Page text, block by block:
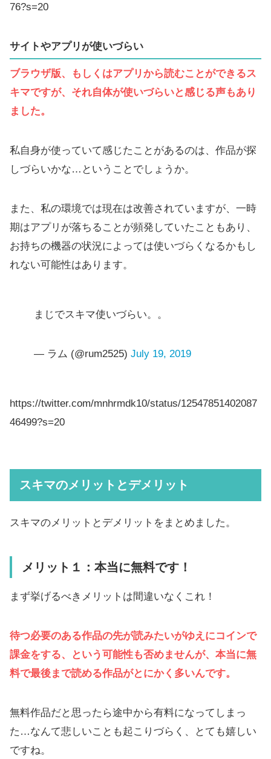
76?s=20
サイトやアプリが使いづらい
ブラウザ版、もしくはアプリから読むことができるス
キマですが、それ自体が使いづらいと感じる声もあり
ました。
私自身が使っていて感じたことがあるのは、作品が探
しづらいかな…ということでしょうか。
また、私の環境では現在は改善されていますが、一時
期はアプリが落ちることが頻発していたこともあり、
お持ちの機器の状況によっては使いづらくなるかもし
れない可能性はあります。
まじでスキマ使いづらい。。
— ラム (@rum2525) July 19, 2019
https://twitter.com/mnhrmdk10/status/12547851402087
46499?s=20
スキマのメリットとデメリット
スキマのメリットとデメリットをまとめました。
メリット１：本当に無料です！
まず挙げるべきメリットは間違いなくこれ！
待つ必要のある作品の先が読みたいがゆえにコインで
課金をする、という可能性も否めませんが、本当に無
料で最後まで読める作品がとにかく多いんです。
無料作品だと思ったら途中から有料になってしまっ
た…なんて悲しいことも起こりづらく、とても嬉しい
ですね。